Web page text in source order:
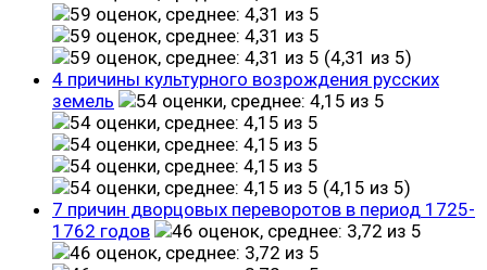
(4,31 из 5)
4 причины культурного возрождения русских
земель
(4,15 из 5)
7 причин дворцовых переворотов в период 1725-
1762 годов